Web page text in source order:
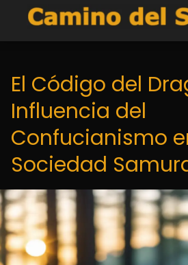
El Código del
Influencia del
Confucianismo
Sociedad